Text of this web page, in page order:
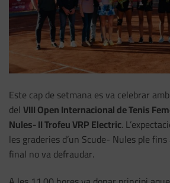
Este cap de setmana es va celebrar
delVIII Open Internacional de Tenis
Nules- II Trofeu VRP Electric.
les graderies d’un Scude- Nules ple
final no va defraudar.